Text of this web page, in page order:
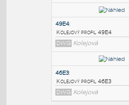
50E3:
Kolejový profil 50E3
DWG
Kolejový profil 50E1
DWG Kolejová